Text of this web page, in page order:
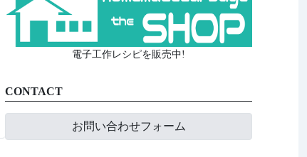
電子工作レシピを販売中!
CONTACT
お問い合わせフォーム